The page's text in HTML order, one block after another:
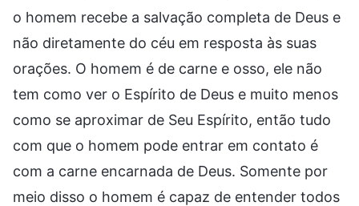
o homem recebe a salvação completa de Deus e
não diretamente do céu em resposta às suas
orações. O homem é de carne e osso, ele não
tem como ver o Espírito de Deus e muito menos
como se aproximar de Seu Espírito, então tudo
com que o homem pode entrar em contato é
com a carne encarnada de Deus. Somente por
meio disso o homem é capaz de entender todos